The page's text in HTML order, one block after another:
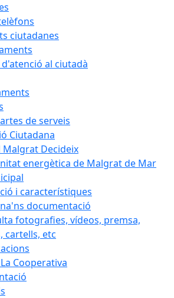
ciutadanes
al ciutadà
de serveis
Ciutadana
Malgrat Decideix
energètica de Malgrat de Mar
i característiques
documentació
fotografies, vídeos, premsa,
cartells, etc
Cooperativa